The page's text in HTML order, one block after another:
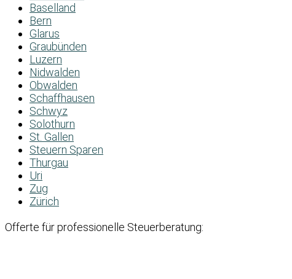
Baselland
Bern
Glarus
Graubünden
Luzern
Nidwalden
Obwalden
Schaffhausen
Schwyz
Solothurn
St. Gallen
Steuern Sparen
Thurgau
Uri
Zug
Zürich
Offerte für professionelle Steuerberatung: